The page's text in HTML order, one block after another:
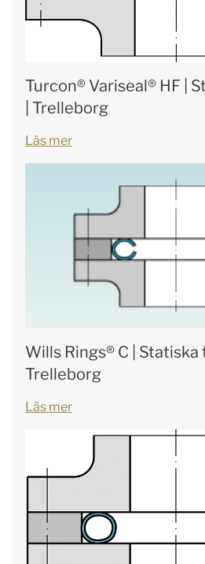
Turcon® Variseal® HF |
| Trelleborg
Läs mer
Wills Rings® C | Statiska
Trelleborg
Läs mer